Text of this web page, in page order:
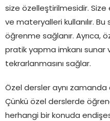
size özelleştirilmesidir.
ve materyalleri kullanılır.
öğrenme sağlanır. Ayrıca,
pratik yapma imkanı sunar
tekrarlanmasını sağlar.
Özel dersler aynı zamanda
Çünkü özel derslerde
herhangi bir konuda